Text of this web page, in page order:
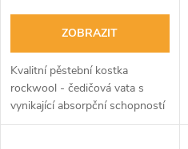
ZOBRAZIT
Kvalitní pěstební kostka
rockwool - čedičová vata s
vynikající absorpční schopností
a vyváženým poměrem vody a